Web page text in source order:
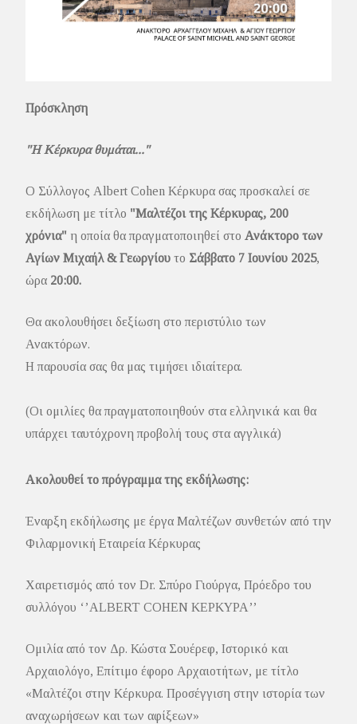
Πρόσκληση
"Η Κέρκυρα θυμάται..."
Ο Σύλλογος Albert Cohen Κέρκυρα σας προσκαλεί σε
εκδήλωση με τίτλο "Μαλτέζοι της Κέρκυρας, 200
χρόνια" η οποία θα πραγματοποιηθεί στο Ανάκτορο των
Αγίων Μιχαήλ & Γεωργίου το Σάββατο 7 Ιουνίου 2025,
ώρα 20:00.
Θα ακολουθήσει δεξίωση στο περιστύλιο των
Ανακτόρων.
Η παρουσία σας θα μας τιμήσει ιδιαίτερα.
(Οι ομιλίες θα πραγματοποιηθούν στα ελληνικά και θα
υπάρχει ταυτόχρονη προβολή τους στα αγγλικά)
Ακολουθεί το πρόγραμμα της εκδήλωσης:
Έναρξη εκδήλωσης με έργα Μαλτέζων συνθετών από την
Φιλαρμονική Εταιρεία Κέρκυρας
Χαιρετισμός από τον Dr. Σπύρο Γιούργα, Πρόεδρο του
συλλόγου ‘’ALBERT COHEN ΚΕΡΚΥΡΑ’’
Ομιλία από τον Δρ. Κώστα Σουέρεφ, Ιστορικό και
Αρχαιολόγο, Επίτιμο έφορο Αρχαιοτήτων, με τίτλο
«Μαλτέζοι στην Κέρκυρα. Προσέγγιση στην ιστορία των
αναχωρήσεων και των αφίξεων»